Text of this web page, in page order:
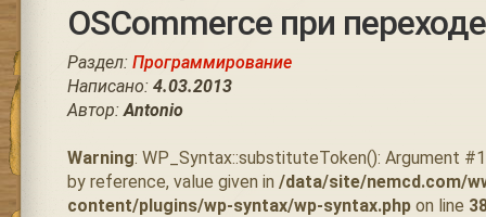
OSCommerce при
Раздел: Программирование
Написано: 4.03.2013
Автор: Antonio
Warning: WP_Syntax::substituteToken(): Argument
by reference, value given in /data/site/nemcd.com/
content/plugins/wp-syntax/wp-syntax.phpon line